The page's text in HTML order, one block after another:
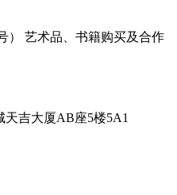
） 艺术品、书籍购买及合作
吉大厦AB座5楼5A1